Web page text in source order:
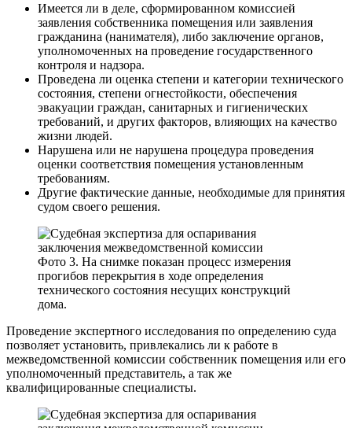
Имеется ли в деле, сформированном комиссией
заявления собственника помещения или заявления
гражданина (нанимателя), либо заключение органов,
уполномоченных на проведение государственного
контроля и надзора.
Проведена ли оценка степени и категории технического
состояния, степени огнестойкости, обеспечения
эвакуации граждан, санитарных и гигиенических
требований, и других факторов, влияющих на качество
жизни людей.
Нарушена или не нарушена процедура проведения
оценки соответствия помещения установленным
требованиям.
Другие фактические данные, необходимые для принятия
судом своего решения.
Фото 3. На снимке показан процесс измерения
прогибов перекрытия в ходе определения
технического состояния несущих конструкций
дома.
Проведение экспертного исследования по определению суда
позволяет установить, привлекались ли к работе в
межведомственной комиссии собственник помещения или его
уполномоченный представитель, а так же
квалифицированные специалисты.